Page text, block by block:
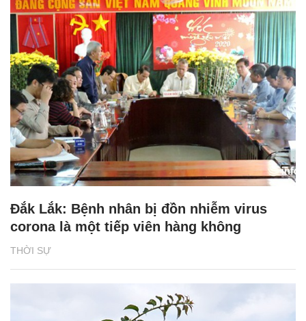
THỜI SỰ
Đắk Lắk: Bệnh nhân bị đồn nhiễm virus
corona là một tiếp viên hàng không